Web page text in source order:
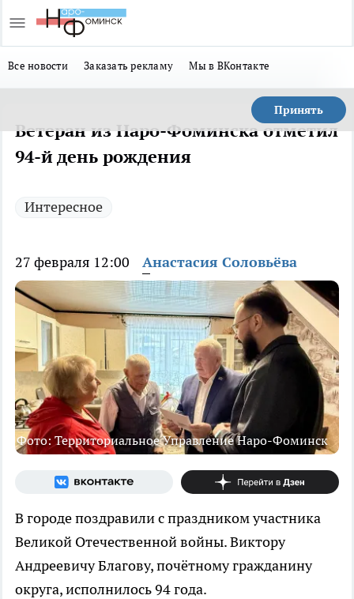
Все новости Заказать рекламу Мы в ВКонтакте
Принять
Ветеран из Наро-Фоминска отметил
94-й день рождения
Интересное
27 февраля 12:00 Анастасия Соловьёва
Фото: Территориальное Управление Наро-Фоминск
В городе поздравили с праздником участника
Великой Отечественной войны. Виктору
Андреевичу Благову, почётному гражданину
округа, исполнилось 94 года.